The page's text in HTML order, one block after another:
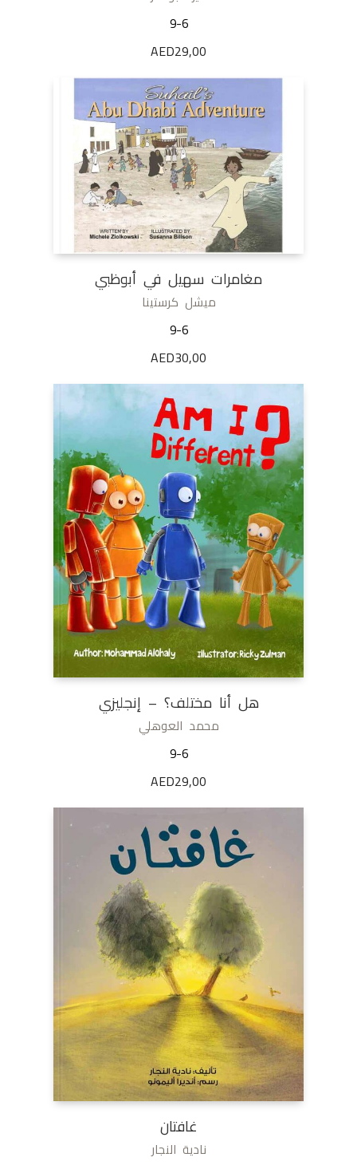
9-6
AED29,00
مغامرات سهيل في أبوظبي
ميشل كرستينا
9-6
AED30,00
هل أنا مختلف؟ – إنجليزي
محمد العوهلي
9-6
AED29,00
غافتان
نادية النجار